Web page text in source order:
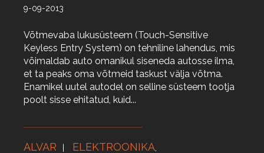
9-09-2013
Võtmevaba lukusüsteem (Touch-Sensitive
Keyless Entry System) on tehniline lahendus, mis
võimaldab auto omanikul siseneda autosse ilma,
et ta peaks oma võtmeid taskust välja võtma.
Enamikel uutel autodel on selline süsteem tootja
poolt sisse ehitatud, kuid...
ALVAR ELEKTROONIKA